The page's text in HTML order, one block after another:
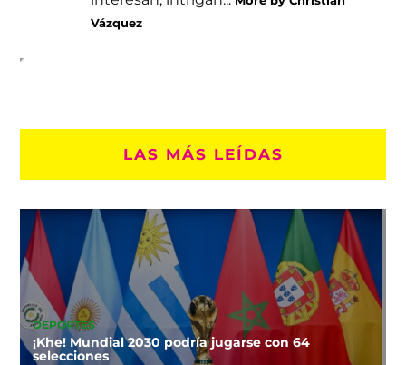
Vázquez
LAS MÁS LEÍDAS
DEPORTES
¡Khe! Mundial 2030 podría jugarse con 64
selecciones